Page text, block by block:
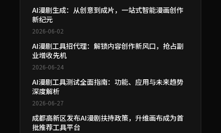
AI漫剧生成：从创意到成片，一站式智能漫画创作
新纪元
2026-06-02
AI漫剧工具招代理：解锁内容创作新风口，抢占副
业增收先机
2026-06-24
AI漫剧工具测试全面指南：功能、应用与未来趋势
深度解析
2026-06-27
成都高新区发布AI漫剧扶持政策，升维画布成为首
批推荐工具平台